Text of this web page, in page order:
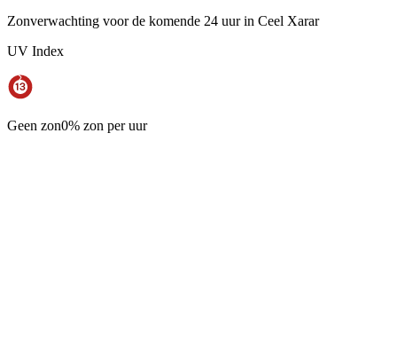
Zonverwachting voor de komende 24 uur in Ceel Xarar
UV Index
Geen zon0% zon per uur